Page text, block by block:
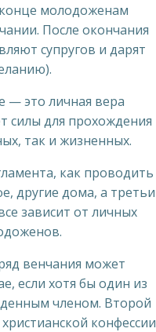
молодоженам
После окончания
супругов и дарят
— это личная вера
силы для прохождения
так и жизненных.
как проводить
другие дома, а третьи
зависит от личных
венчания может
если хотя бы один из
членом. Второй
конфессии